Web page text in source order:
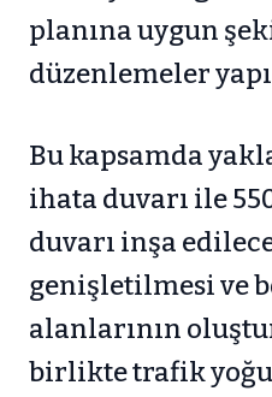
planına uygun
düzenlemeler
Bu kapsamda
ihata duvarı ile
duvarı inşa
genişletilmesi ve
alanlarının
birlikte trafik